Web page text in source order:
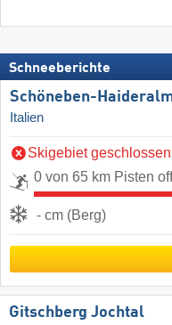
Schneeberichte
Schöneben-
Italien
Skigebiet geschlossen
0 von 65 km Pisten
- cm (Berg)
Gitschberg Jochtal